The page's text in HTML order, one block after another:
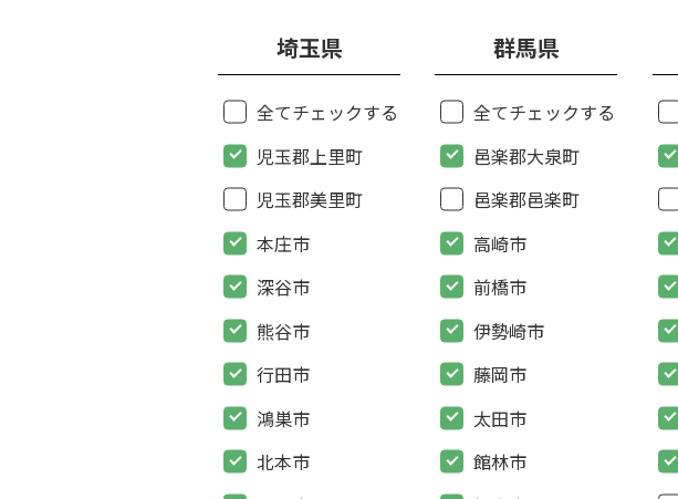
埼玉県
全てチェックする
児玉郡上里町
児玉郡美里町
本庄市
深谷市
熊谷市
行田市
鴻巣市
北本市
群馬県
全てチェックする
邑楽郡大泉町
邑楽郡邑楽町
高崎市
前橋市
伊勢崎市
藤岡市
太田市
館林市